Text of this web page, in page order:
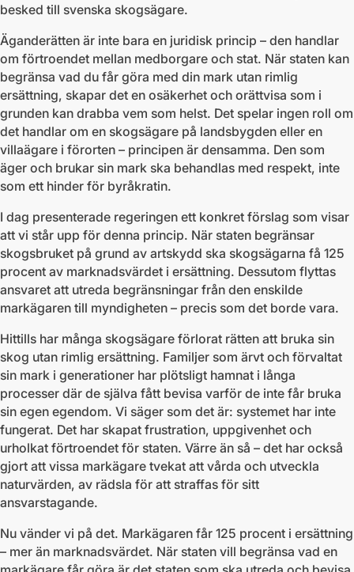
besked till svenska skogsägare.
Äganderätten är inte bara en juridisk princip – den handlar
om förtroendet mellan medborgare och stat. När staten kan
begränsa vad du får göra med din mark utan rimlig
ersättning, skapar det en osäkerhet och orättvisa som i
grunden kan drabba vem som helst. Det spelar ingen roll om
det handlar om en skogsägare på landsbygden eller en
villaägare i förorten – principen är densamma. Den som
äger och brukar sin mark ska behandlas med respekt, inte
som ett hinder för byråkratin.
I dag presenterade regeringen ett konkret förslag som visar
att vi står upp för denna princip. När staten begränsar
skogsbruket på grund av artskydd ska skogsägarna få 125
procent av marknadsvärdet i ersättning. Dessutom flyttas
ansvaret att utreda begränsningar från den enskilde
markägaren till myndigheten – precis som det borde vara.
Hittills har många skogsägare förlorat rätten att bruka sin
skog utan rimlig ersättning. Familjer som ärvt och förvaltat
sin mark i generationer har plötsligt hamnat i långa
processer där de själva fått bevisa varför de inte får bruka
sin egen egendom. Vi säger som det är: systemet har inte
fungerat. Det har skapat frustration, uppgivenhet och
urholkat förtroendet för staten. Värre än så – det har också
gjort att vissa markägare tvekat att vårda och utveckla
naturvärden, av rädsla för att straffas för sitt
ansvarstagande.
Nu vänder vi på det. Markägaren får 125 procent i ersättning
– mer än marknadsvärdet. När staten vill begränsa vad en